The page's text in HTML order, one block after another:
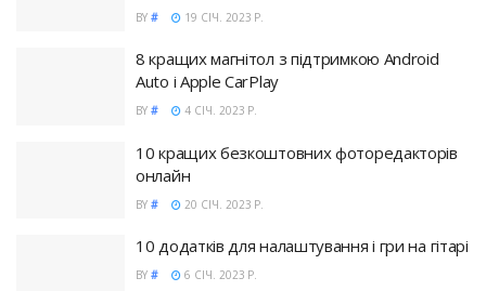
BY # 19 СІЧ. 2023 Р.
8 кращих магнітол з підтримкою Android
Auto і Apple CarPlay
BY # 4 СІЧ. 2023 Р.
10 кращих безкоштовних фоторедакторів
онлайн
BY # 20 СІЧ. 2023 Р.
10 додатків для налаштування і гри на гітарі
BY # 6 СІЧ. 2023 Р.